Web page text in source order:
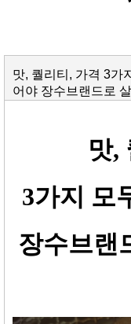
맛, 퀄리티, 가격 3가
어야 장수브랜드로
맛,
3가지 모
장수브랜